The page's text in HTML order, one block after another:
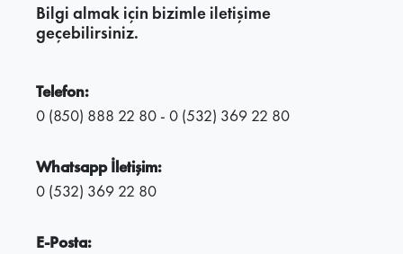
Bilgi almak için bizimle iletişime
geçebilirsiniz.
Telefon:
0 (850) 888 22 80 - 0 (532) 369 22 80
Whatsapp İletişim:
0 (532) 369 22 80
E-Posta: